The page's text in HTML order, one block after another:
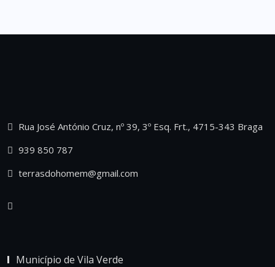
Rua José António Cruz, nº 39, 3º Esq. Frt., 4715-343 Braga
939 850 787
terrasdohomem@gmail.com
Município de Vila Verde